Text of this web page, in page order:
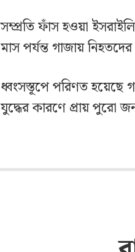
সম্প্রতি ফাঁস হওয়া
মাস পর্যন্ত গাজায়
ধ্বংসস্তূপে পরিণত হয়েছে
যুদ্ধের কারণে প্রায় পুরো